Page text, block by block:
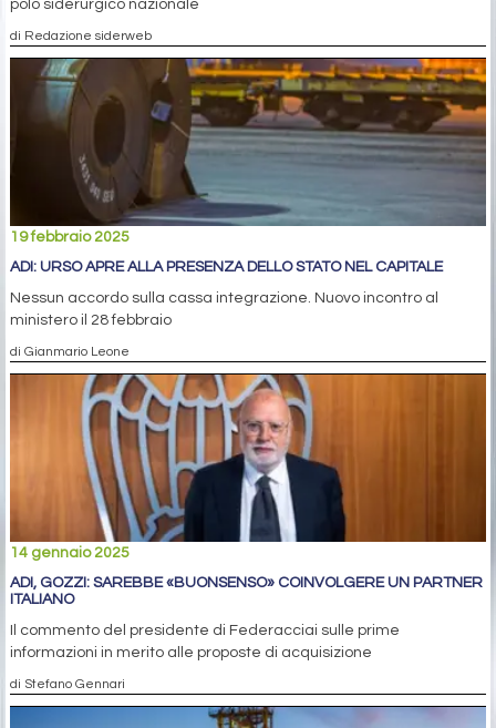
polo siderurgico nazionale
di Redazione siderweb
19 febbraio 2025
ADI: URSO APRE ALLA PRESENZA DELLO STATO NEL CAPITALE
Nessun accordo sulla cassa integrazione. Nuovo incontro al
ministero il 28 febbraio
di Gianmario Leone
14 gennaio 2025
ADI, GOZZI: SAREBBE «BUONSENSO» COINVOLGERE UN PARTNER
ITALIANO
Il commento del presidente di Federacciai sulle prime
informazioni in merito alle proposte di acquisizione
di Stefano Gennari